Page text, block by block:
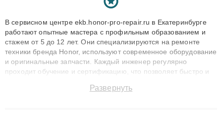
В сервисном центре ekb.honor-pro-repair.ru в Екатеринбурге
работают опытные мастера с профильным образованием и
стажем от 5 до 12 лет. Они специализируются на ремонте
техники бренда Honor, используют современное оборудование
и оригинальные запчасти. Каждый инженер регулярно
проходит обучение и сертификацию, что позволяет быстро и
сохранением гарантии до 3 лет. Наши мастера решают
Развернуть